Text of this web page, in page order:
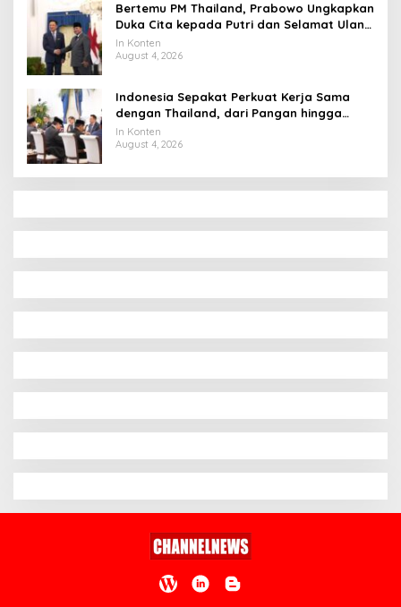
Bertemu PM Thailand, Prabowo Ungkapkan
Duka Cita kepada Putri dan Selamat Ulang
Tahun ke Raja Thailand
In Konten
August 4, 2026
Indonesia Sepakat Perkuat Kerja Sama
dengan Thailand, dari Pangan hingga
Ekonomi Digital
In Konten
August 4, 2026